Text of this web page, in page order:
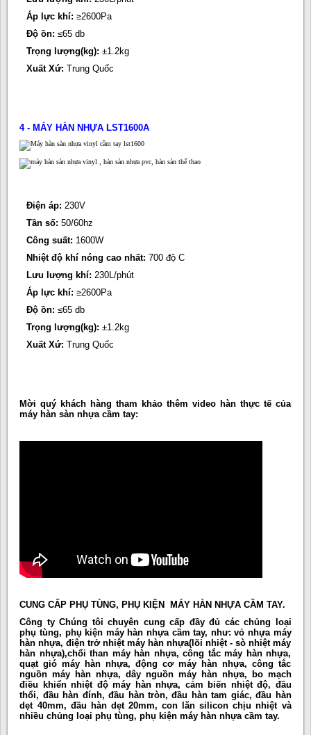
Áp lực khí: ≥2600Pa
Độ ồn: ≤65 db
Trọng lượng(kg): ±1.2kg
Xuất Xứ: Trung Quốc
4 - MÁY HÀN NHỰA LST1600A
Điện áp: 230V
Tần số: 50/60hz
Công suất: 1600W
Nhiệt độ khí nóng cao nhất: 700 độ C
Lưu lượng khí: 230L/phút
Áp lực khí: ≥2600Pa
Độ ồn: ≤65 db
Trọng lượng(kg): ±1.2kg
Xuất Xứ: Trung Quốc
Mời quý khách hàng tham khảo thêm video hàn thực tế của
máy hàn sàn nhựa cầm tay:
CUNG CẤP PHỤ TÙNG, PHỤ KIỆN MÁY HÀN NHỰA CẦM TAY.
Công ty Chúng tôi chuyên cung cấp đầy đủ các chủng loại
phụ tùng, phụ kiện máy hàn nhựa cầm tay, như: vỏ nhựa máy
hàn nhựa, điện trở nhiệt máy hàn nhựa(lõi nhiệt - sò nhiệt máy
hàn nhựa),chổi than máy hàn nhựa, công tắc máy hàn nhựa,
quạt gió máy hàn nhựa, động cơ máy hàn nhựa, công tắc
nguồn máy hàn nhựa, dây nguồn máy hàn nhựa, bo mạch
điều khiển nhiệt độ máy hàn nhựa, cảm biến nhiệt độ, đầu
thổi, đầu hàn đính, đầu hàn tròn, đầu hàn tam giác, đầu hàn
dẹt 40mm, đầu hàn dẹt 20mm, con lăn silicon chịu nhiệt và
nhiều chủng loại phụ tùng, phụ kiện máy hàn nhựa cầm tay.